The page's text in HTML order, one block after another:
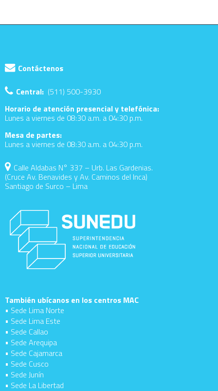
Contáctenos
Central: (511) 500-3930
Horario de atención presencial y telefónica:
Lunes a viernes de 08:30 a.m. a 04:30 p.m.
Mesa de partes:
Lunes a viernes de 08:30 a.m. a 04:30 p.m.
Calle Aldabas N° 337 – Urb. Las Gardenias.
(Cruce Av. Benavides y Av. Caminos del Inca)
Santiago de Surco – Lima
También ubícanos en los centros MAC
• Sede Lima Norte
• Sede Lima Este
• Sede Callao
• Sede Arequipa
• Sede Cajamarca
• Sede Cusco
• Sede Junín
• Sede La Libertad